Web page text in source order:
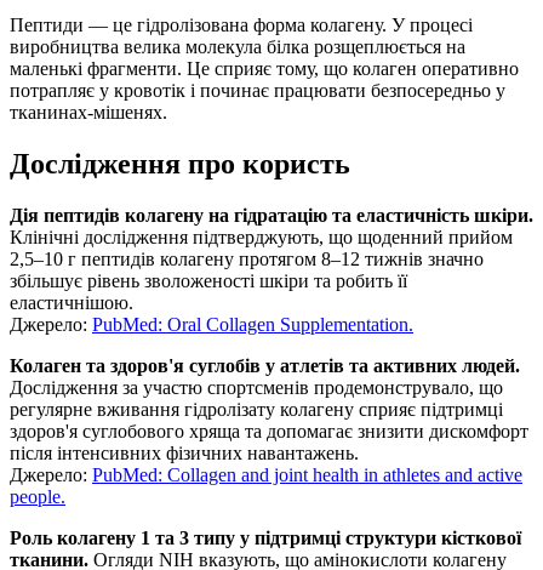
Пептиди — це гідролізована форма колагену. У процесі
виробництва велика молекула білка розщеплюється на
маленькі фрагменти. Це сприяє тому, що колаген оперативно
потрапляє у кровотік і починає працювати безпосередньо у
тканинах-мішенях.
Дослідження про користь
Дія пептидів колагену на гідратацію та еластичність шкіри.
Клінічні дослідження підтверджують, що щоденний прийом
2,5–10 г пептидів колагену протягом 8–12 тижнів значно
збільшує рівень зволоженості шкіри та робить її
еластичнішою.
Джерело: PubMed: Oral Collagen Supplementation.
Колаген та здоров'я суглобів у атлетів та активних людей.
Дослідження за участю спортсменів продемонструвало, що
регулярне вживання гідролізату колагену сприяє підтримці
здоров'я суглобового хряща та допомагає знизити дискомфорт
після інтенсивних фізичних навантажень.
Джерело: PubMed: Collagen and joint health in athletes and active
people.
Роль колагену 1 та 3 типу у підтримці структури кісткової
тканини. Огляди NIH вказують, що амінокислоти колагену